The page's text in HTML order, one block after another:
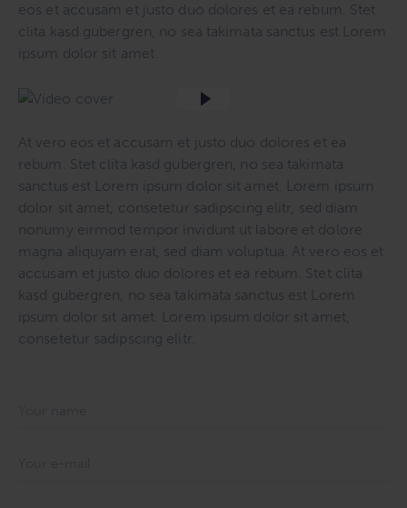
eos et accusam et justo duo dolores et ea rebum. Stet
clita kasd gubergren, no sea takimata sanctus est Lorem
ipsum dolor sit amet.
At vero eos et accusam et justo duo dolores et ea
rebum. Stet clita kasd gubergren, no sea takimata
sanctus est Lorem ipsum dolor sit amet. Lorem ipsum
dolor sit amet, consetetur sadipscing elitr, sed diam
nonumy eirmod tempor invidunt ut labore et dolore
magna aliquyam erat, sed diam voluptua. At vero eos et
accusam et justo duo dolores et ea rebum. Stet clita
kasd gubergren, no sea takimata sanctus est Lorem
ipsum dolor sit amet. Lorem ipsum dolor sit amet,
consetetur sadipscing elitr.